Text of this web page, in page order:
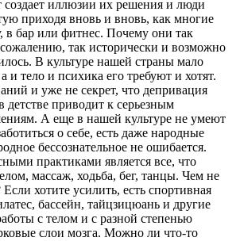
создает иллюзии их решения и люди
приходя вновь и вновь, как многие
в бар или фитнес. Почему они так
так исторически и возможно
В культуре нашей страны мало
и тело и психика его требуют и хотят.
и уже не секрет, что депривация
детстве приводит к серьезным
А еще в нашей культуре не умеют
о себе, есть даже народные
бессознательное не ошибается.
практиками является все, что
массаж, ходьба, бег, танцы. Чем не
хотите усилить, есть спортивная
бассейн, тайцзицюань и другие
с телом и с разной степенью
слои мозга. Можно ли что-то